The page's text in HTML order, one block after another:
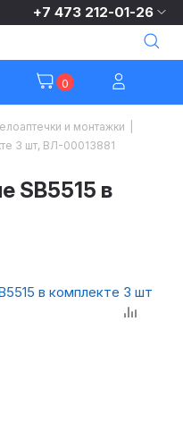
+7 473 212-01-26
0
и монтажки
3 шт, ВЛ-00013881
SB5515 в